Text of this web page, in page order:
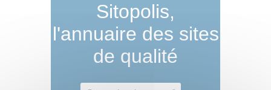
Sitopolis,
l'annuaire des sites
de qualité